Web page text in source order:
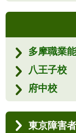
多摩職業
八王子校
府中校
東京障害者